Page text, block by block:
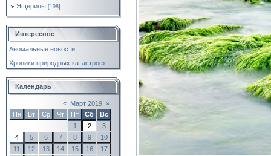
Ящерицы [198]
Интересное
Аномальные новости
Хроники природных катастроф
Календарь
« Март 2019 »
Пн
Вт Ср Чт Пт Сб
Вс
1
2
3
4
5 6 7 8 9
10
11
12 13 14 15 16
17